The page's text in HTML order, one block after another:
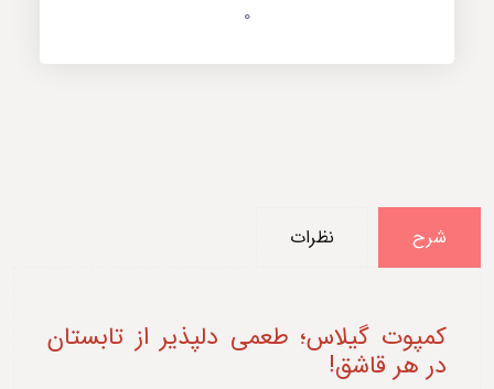
0
شرح نظرات
کمپوت گیلاس؛ طعمی دلپذیر از تابستان
در هر قاشق!